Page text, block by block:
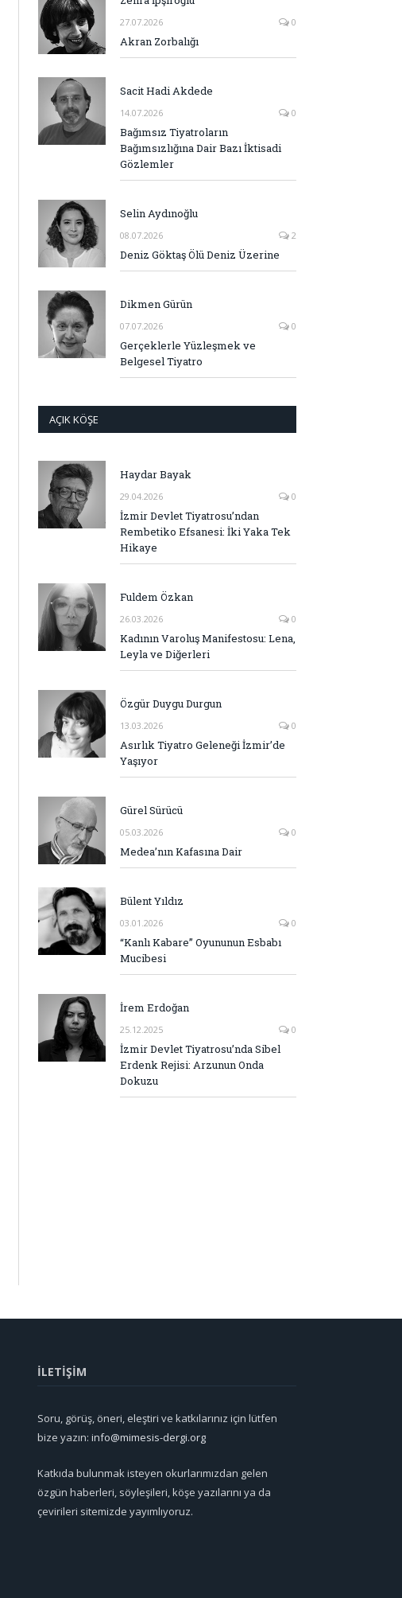
27.07.2026 0
Akran Zorbalığı
Sacit Hadi Akdede
14.07.2026 0
Bağımsız Tiyatroların
Bağımsızlığına Dair Bazı İktisadi
Gözlemler
Selin Aydınoğlu
08.07.2026 2
Deniz Göktaş Ölü Deniz Üzerine
Dikmen Gürün
07.07.2026 0
Gerçeklerle Yüzleşmek ve
Belgesel Tiyatro
AÇIK KÖŞE
Haydar Bayak
29.04.2026 0
İzmir Devlet Tiyatrosu’ndan
Rembetiko Efsanesi: İki Yaka Tek
Hikaye
Fuldem Özkan
26.03.2026 0
Kadının Varoluş Manifestosu: Lena,
Leyla ve Diğerleri
Özgür Duygu Durgun
13.03.2026 0
Asırlık Tiyatro Geleneği İzmir’de
Yaşıyor
Gürel Sürücü
05.03.2026 0
Medea’nın Kafasına Dair
Bülent Yıldız
03.01.2026 0
“Kanlı Kabare” Oyununun Esbabı
Mucibesi
İrem Erdoğan
25.12.2025 0
İzmir Devlet Tiyatrosu’nda Sibel
Erdenk Rejisi: Arzunun Onda
Dokuzu
İLETİŞİM
Soru, görüş, öneri, eleştiri ve katkılarınız için lütfen
bize yazın: info@mimesis-dergi.org
Katkıda bulunmak isteyen okurlarımızdan gelen
özgün haberleri, söyleşileri, köşe yazılarını ya da
çevirileri sitemizde yayımlıyoruz.